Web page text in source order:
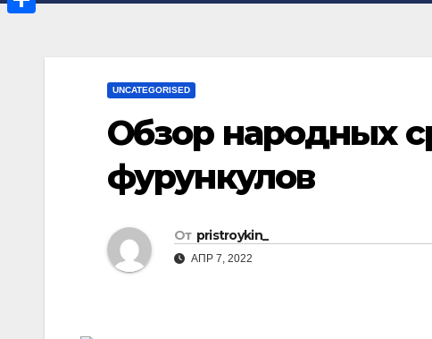
UNCATEGORISED
Обзор народных
фурункулов
От pristroykin_
АПР 7, 2022
n